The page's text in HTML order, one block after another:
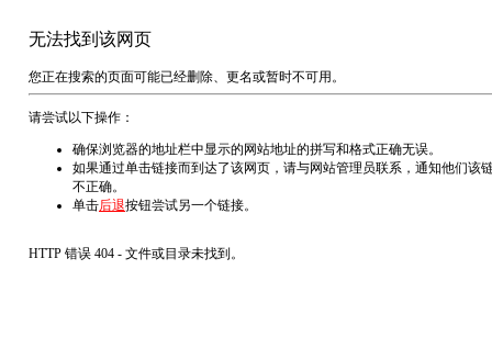
无法找到该网页
您正在搜索的页面可能已经删除、更名或暂时不可用。
请尝试以下操作：
确保浏览器的地址栏中显示的网站地址的拼写和格式正确无误。
如果通过单击链接而到达了该网页，请与网站管理员联系，通知他们该
不正确。
单击后退按钮尝试另一个链接。
HTTP 错误 404 - 文件或目录未找到。